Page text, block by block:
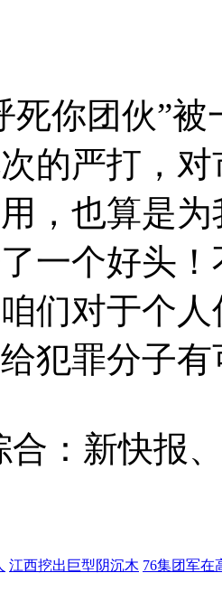
你团伙”被
的严打，
，也算是
一个好头
们对于个
犯罪分子
：新快报、
江西挖出巨型阴沉木 76集团军在